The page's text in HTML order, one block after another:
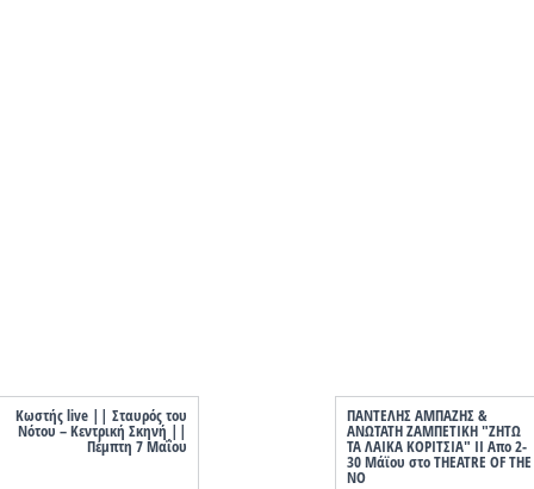
Κωστής live || Σταυρός του
Νότου – Κεντρική Σκηνή ||
Πέμπτη 7 Μαΐου
ΠΑΝΤΕΛΗΣ ΑΜΠΑΖΗΣ &
ΑΝΩΤΑΤΗ ΖΑΜΠΕΤΙΚΗ "ΖΗΤΩ
ΤΑ ΛΑΙΚΑ ΚΟΡΙΤΣΙΑ" ΙΙ Απο 2-
30 Μάϊου στο ΤΗΕΑΤRE OF THE
NO